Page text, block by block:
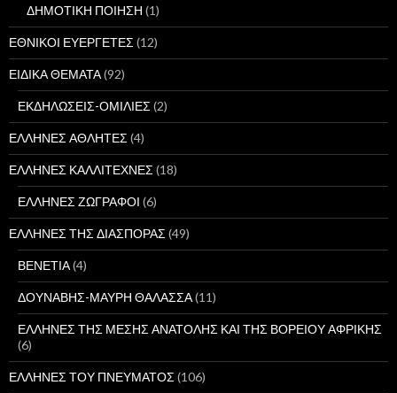
ΔΗΜΟΤΙΚΗ ΠΟΙΗΣΗ (1)
ΕΘΝΙΚΟΙ ΕΥΕΡΓΕΤΕΣ (12)
ΕΙΔΙΚΑ ΘΕΜΑΤΑ(92)
ΕΚΔΗΛΩΣΕΙΣ-ΟΜΙΛΙΕΣ (2)
ΕΛΛΗΝΕΣ ΑΘΛΗΤΕΣ (4)
ΕΛΛΗΝΕΣ ΚΑΛΛΙΤΕΧΝΕΣ (18)
ΕΛΛΗΝΕΣ ΖΩΓΡΑΦΟΙ (6)
ΕΛΛΗΝΕΣ ΤΗΣ ΔΙΑΣΠΟΡΑΣ (49)
ΒΕΝΕΤΙΑ(4)
ΔΟΥΝΑΒΗΣ-ΜΑΥΡΗ ΘΑΛΑΣΣΑ(11)
ΕΛΛΗΝΕΣ ΤΗΣ ΜΕΣΗΣ ΑΝΑΤΟΛΗΣ ΚΑΙ ΤΗΣ ΒΟΡΕΙΟΥ ΑΦΡΙΚΗΣ
(6)
ΕΛΛΗΝΕΣ ΤΟΥ ΠΝΕΥΜΑΤΟΣ (106)